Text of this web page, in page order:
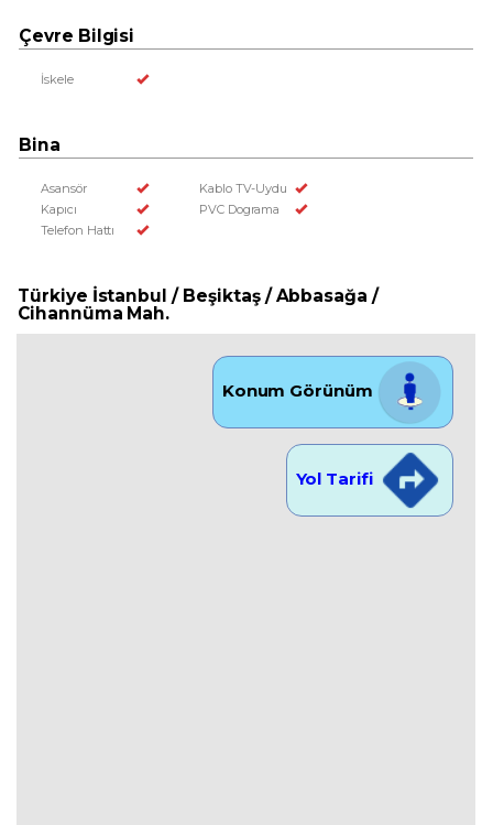
Çevre Bilgisi
İskele
Bina
Asansör
Kablo TV-Uydu
Kapıcı
PVC Dograma
Telefon Hattı
Türkiye İstanbul / Beşiktaş/ Abbasağa /
Cihannüma Mah.
Konum Görünüm
Yol Tarifi